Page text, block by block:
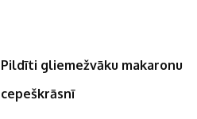
Pildīti gliemežvāku makaronu
cepeškrāsnī